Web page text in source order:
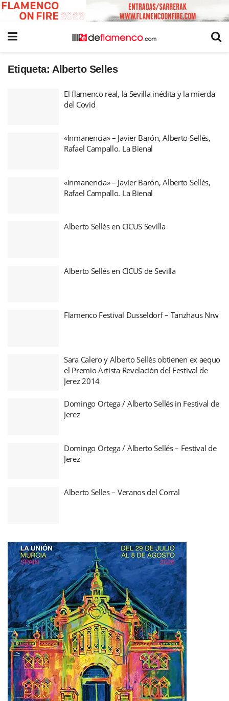
Etiqueta: Alberto Selles
El flamenco real, la Sevilla inédita y la mierda
del Covid
«Inmanencia» – Javier Barón, Alberto Sellés,
Rafael Campallo. La Bienal
«Inmanencia» – Javier Barón, Alberto Sellés,
Rafael Campallo. La Bienal
Alberto Sellés en CICUS Sevilla
Alberto Sellés en CICUS de Sevilla
Flamenco Festival Dusseldorf – Tanzhaus Nrw
Sara Calero y Alberto Sellés obtienen ex aequo
el Premio Artista Revelación del Festival de
Jerez 2014
Domingo Ortega / Alberto Sellés in Festival de
Jerez
Domingo Ortega / Alberto Sellés – Festival de
Jerez
Alberto Selles – Veranos del Corral